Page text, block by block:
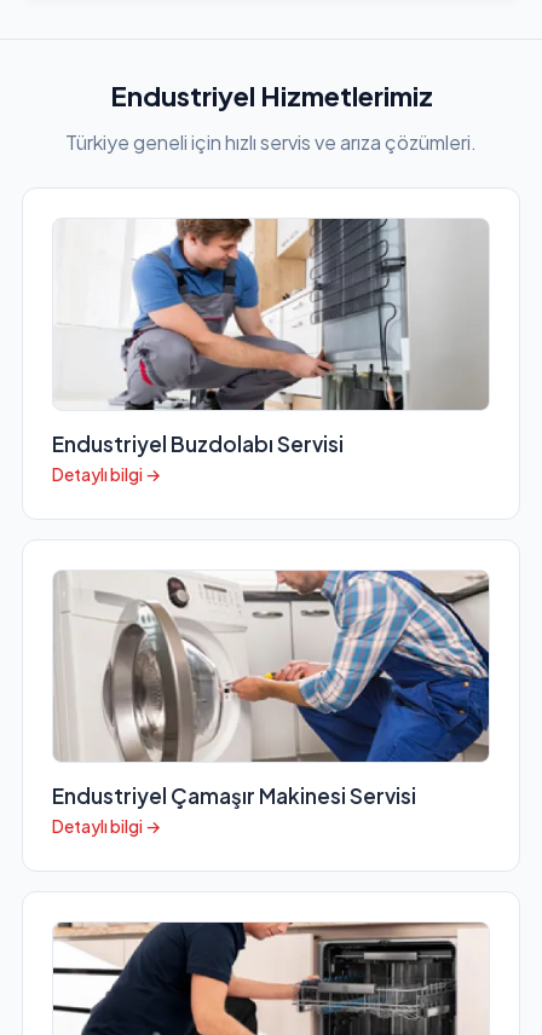
Endustriyel Hizmetlerimiz
Türkiye geneli için hızlı servis ve arıza çözümleri.
Endustriyel Buzdolabı Servisi
Detaylı bilgi →
Endustriyel Çamaşır Makinesi Servisi
Detaylı bilgi →